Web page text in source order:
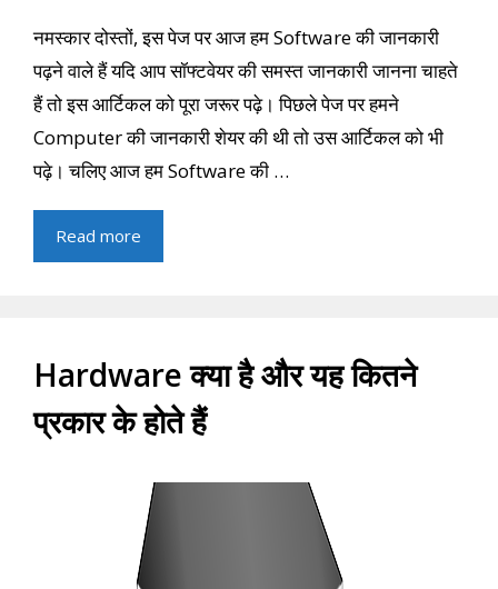
नमस्कार दोस्तों, इस पेज पर आज हम Software की जानकारी
पढ़ने वाले हैं यदि आप सॉफ्टवेयर की समस्त जानकारी जानना चाहते
हैं तो इस आर्टिकल को पूरा जरूर पढ़े। पिछले पेज पर हमने
Computer की जानकारी शेयर की थी तो उस आर्टिकल को भी
पढ़े। चलिए आज हम Software की …
Read more
Hardware क्या है और यह कितने
प्रकार के होते हैं